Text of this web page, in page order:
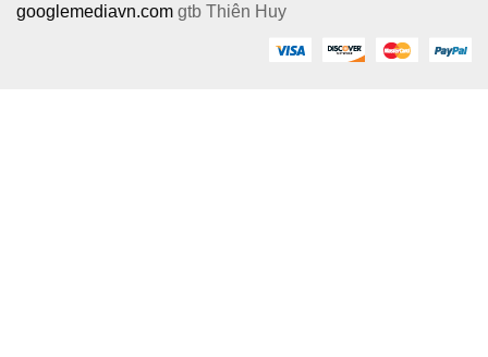
googlemediavn.com gtb Thiên Huy